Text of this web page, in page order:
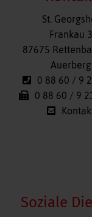
St.
Frankau 3
87675
Auerberg
0 88 60 / 9
0 88 60 / 9
Soziale